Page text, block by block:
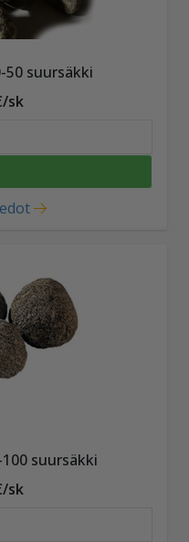
50 suursäkki
sk
suursäkki
sk